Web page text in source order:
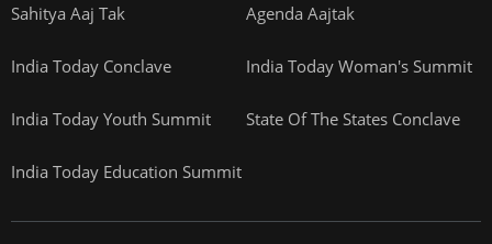
Sahitya Aaj Tak Agenda Aajtak
India Today Conclave India Today Woman's Summit
India Today Youth Summit State Of The States Conclave
India Today Education Summit